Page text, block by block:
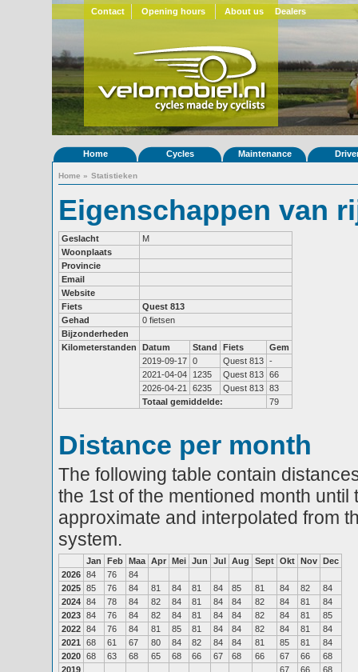
Contact Opening hours About us Dealers
Home Cycles Maintenance
Home » Statistieken
Eigenschappen van
Geslacht
M
Woonplaats
Provincie
Email
Website
Fiets
Quest 813
Gehad
0 fietsen
Bijzonderheden
Kilometerstanden
Datum Stand Fiets
Gem
2019-09-17 0 Quest 813 -
2021-04-04
1235 Quest 813 66
2026-04-21
6235 Quest 813 83
Totaal gemiddelde:
79
Distance per month
The following table contain
the 1st of the mentioned month
approximate and interpolated from
system.
Jan Feb Maa Apr Mei Jun Jul Aug Sept Okt Nov Dec
2026 84 76
84
2025 85 76 84 81 84 81 84 85 81 84 82
84
2024 84 78 84 82 84 81 84 84 82 84 81
84
2023 84 76 84 82 84 81 84 84 82 84 81
85
2022 84 76 84 81 85 81 84 84 82 84 81
84
2021
68 61 67 80 84 82 84 84 81 85 81
84
2020 68 63 68 65 68 66 67 68 66 67 66
68
2019
67 66 68